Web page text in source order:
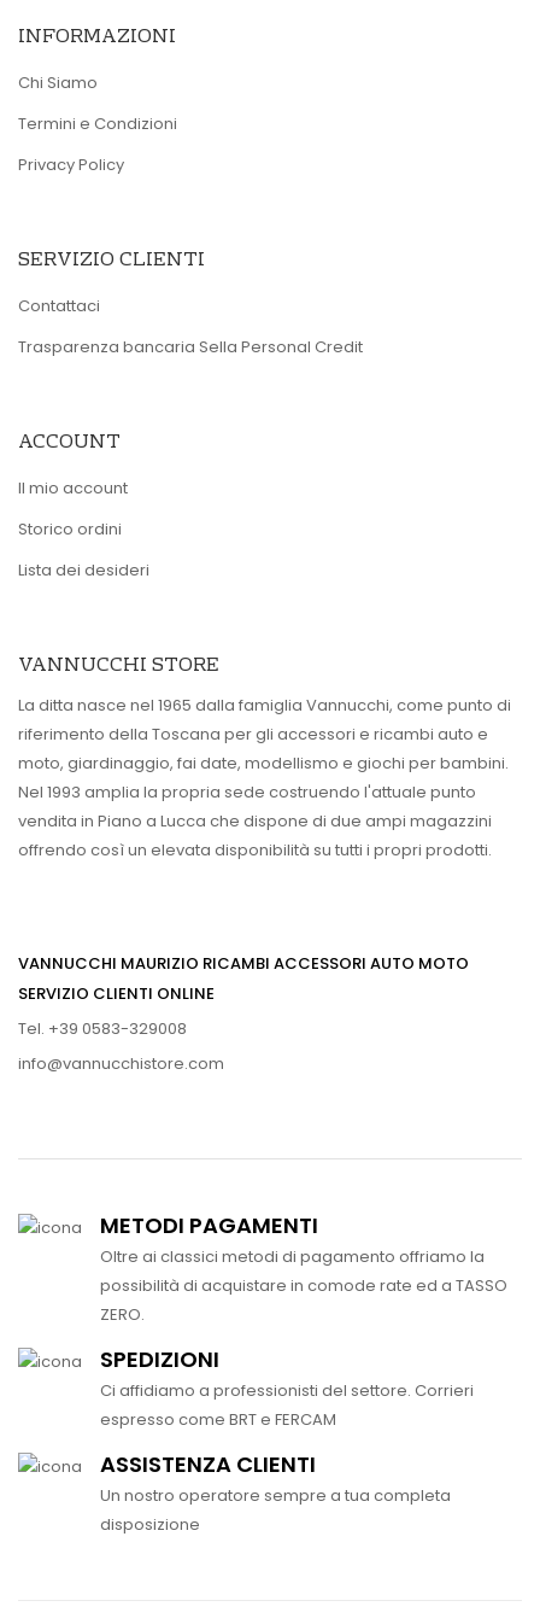
INFORMAZIONI
Chi Siamo
Termini e Condizioni
Privacy Policy
SERVIZIO CLIENTI
Contattaci
Trasparenza bancaria Sella Personal Credit
ACCOUNT
Il mio account
Storico ordini
Lista dei desideri
VANNUCCHI STORE
La ditta nasce nel 1965 dalla famiglia Vannucchi, come punto di
riferimento della Toscana per gli accessori e ricambi auto e
moto, giardinaggio, fai date, modellismo e giochi per bambini.
Nel 1993 amplia la propria sede costruendo l'attuale punto
vendita in Piano a Lucca che dispone di due ampi magazzini
offrendo così un elevata disponibilità su tutti i propri prodotti.
VANNUCCHI MAURIZIO RICAMBI ACCESSORI AUTO MOTO
SERVIZIO CLIENTI ONLINE
Tel. +39 0583-329008
info@vannucchistore.com
METODI PAGAMENTI
Oltre ai classici metodi di pagamento offriamo la
possibilità di acquistare in comode rate ed a TASSO
ZERO.
SPEDIZIONI
Ci affidiamo a professionisti del settore. Corrieri
espresso come BRT e FERCAM
ASSISTENZA CLIENTI
Un nostro operatore sempre a tua completa
disposizione